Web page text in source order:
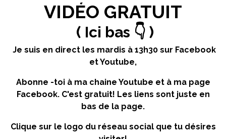
VIDÉO GRATUIT
( Ici bas 👇 )
Je suis en direct les mardis à 13h30 sur Facebook
et Youtube,
Abonne -toi à ma chaine Youtube et à ma page
Facebook. C'est gratuit! Les liens sont juste en
bas de la page.
Clique sur le logo du réseau social que tu désires